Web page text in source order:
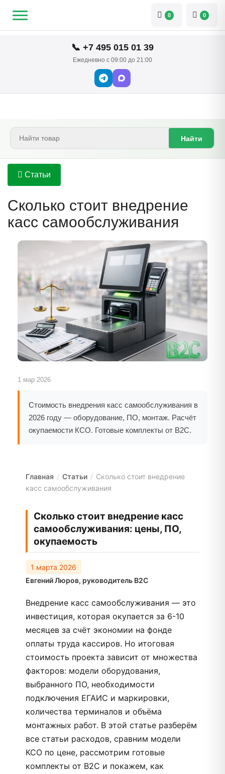
📞 +7 495 015 01 39
Ежедневно с 09:00 до 21:00
0 0
Найти
Статьи
Сколько стоит внедрение
касс самообслуживания
1 мар 2026
Стоимость внедрения касс самообслуживания в
2026 году — оборудование, ПО, монтаж. Расчёт
окупаемости КСО. Готовые комплекты от B2C.
Главная / Статьи / Сколько стоит внедрение
касс самообслуживания
Сколько стоит внедрение касс
самообслуживания: цены, ПО,
окупаемость
1 марта 2026
Евгений Люров, руководитель B2C
Внедрение касс самообслуживания — это
инвестиция, которая окупается за 6-10
месяцев за счёт экономии на фонде
оплаты труда кассиров. Но итоговая
стоимость проекта зависит от множества
факторов: модели оборудования,
выбранного ПО, необходимости
подключения ЕГАИС и маркировки,
количества терминалов и объёма
монтажных работ. В этой статье разберём
все статьи расходов, сравним модели
КСО по цене, рассмотрим готовые
комплекты от B2C и покажем, как